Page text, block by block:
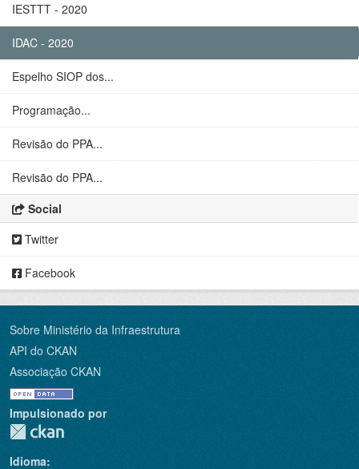
IESTTT - 2020
IDAC - 2020
Espelho SIOP dos...
Programação...
Revisão do PPA...
Revisão do PPA...
Social
Twitter
Facebook
Sobre Ministério da Infraestrutura
API do CKAN
Associação CKAN
Impulsionado por
Idioma